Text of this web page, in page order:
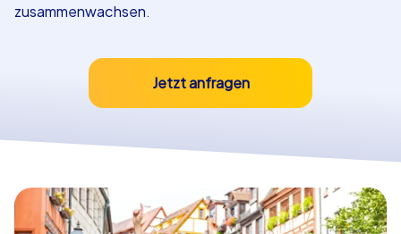
zusammenwachsen.
Jetzt anfragen